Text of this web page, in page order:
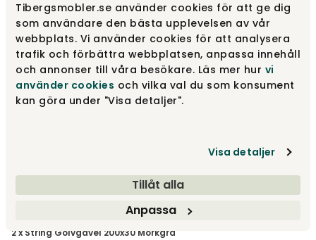
Tibergsmobler.se använder cookies för att ge dig
som användare den bästa upplevelsen av vår
webbplats. Vi använder cookies för att analysera
trafik och förbättra webbplatsen, anpassa innehåll
och annonser till våra besökare. Läs mer hur vi
använder cookies och vilka val du som konsument
kan göra under "Visa detaljer".
Visa detaljer
Tillåt alla
Anpassa
Mörkgrå / Mörkgrå 5 150 kr
Vit/ Vit
Visa fler +15
2xString Golvgavel 200x30 Mörkgrå